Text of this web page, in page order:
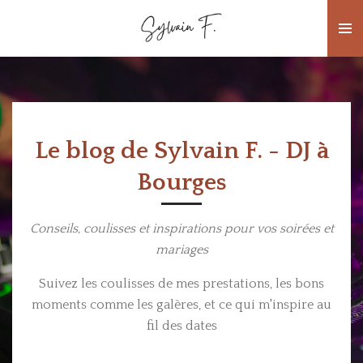
contenu
Le blog de Sylvain F. - DJ à
Bourges
Conseils, coulisses et inspirations pour vos soirées et
mariages
Suivez les coulisses de mes prestations, les bons
moments comme les galères, et ce qui m'inspire au
fil des dates